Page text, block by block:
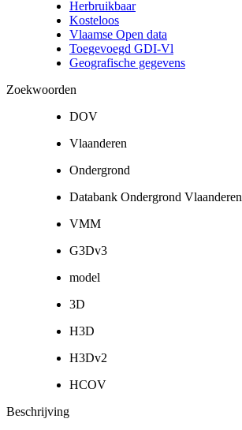
Herbruikbaar
Kosteloos
Vlaamse Open data
Toegevoegd GDI-Vl
Geografische gegevens
Zoekwoorden
DOV
Vlaanderen
Ondergrond
Databank Ondergrond Vlaanderen
VMM
G3Dv3
model
3D
H3D
H3Dv2
HCOV
Beschrijving